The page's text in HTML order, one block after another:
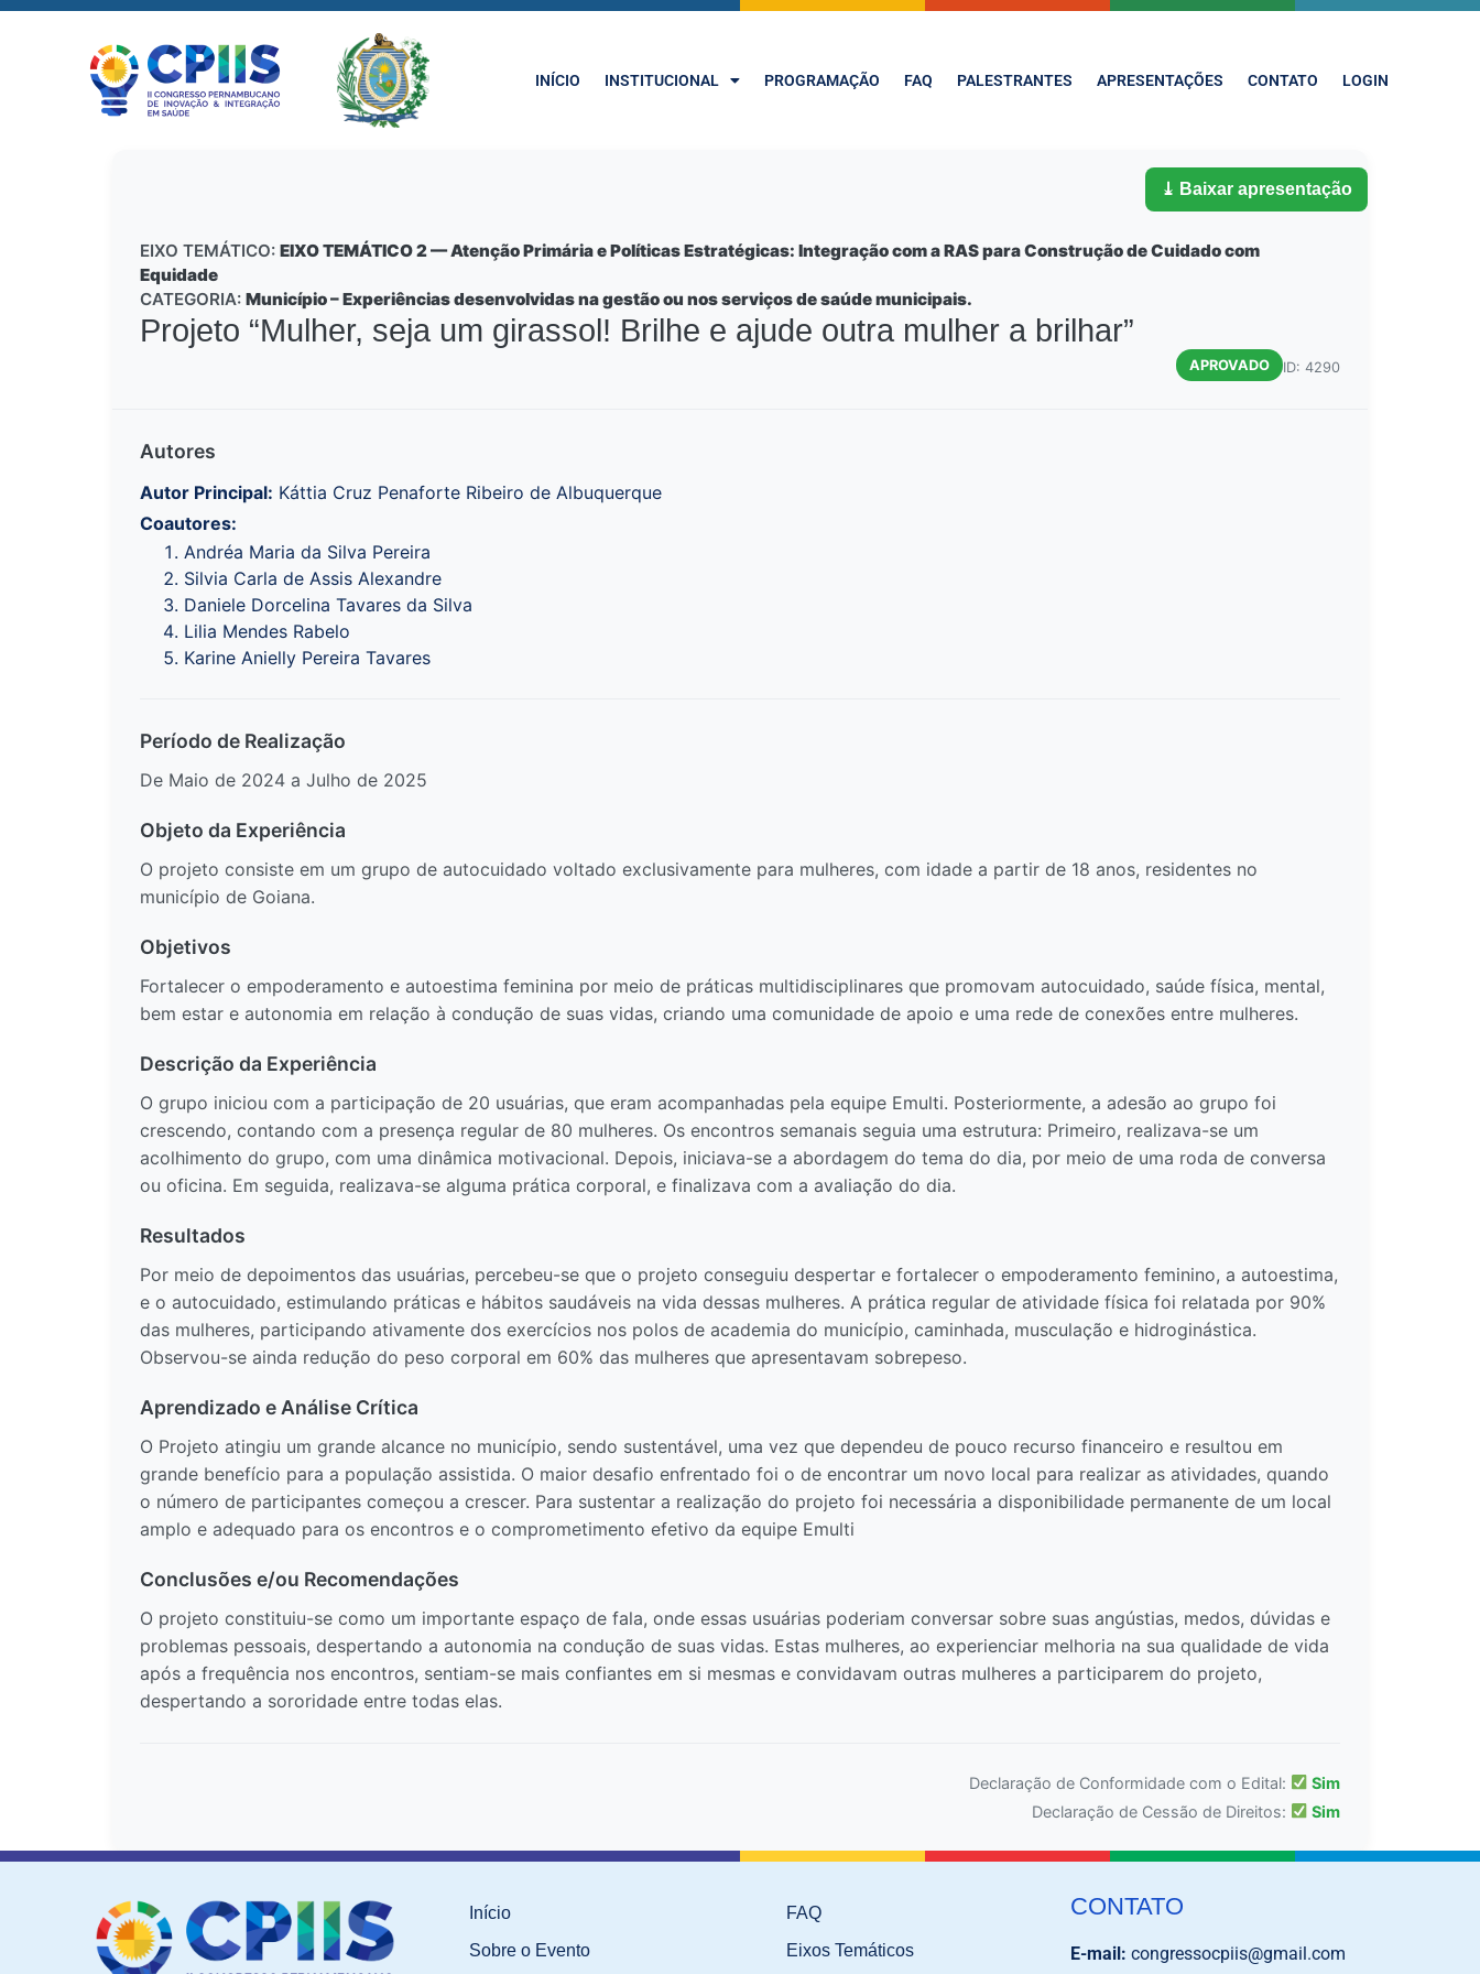
INÍCIO INSTITUCIONAL PROGRAMAÇÃO FAQ PALESTRANTES APRESENTAÇÕES CONTATO LOGIN
⤓ Baixar apresentação
EIXO TEMÁTICO: EIXO TEMÁTICO 2 — Atenção Primária e Políticas Estratégicas: Integração com a RAS para Construção de Cuidado com
Equidade
CATEGORIA: Município – Experiências desenvolvidas na gestão ou nos serviços de saúde municipais.
Projeto “Mulher, seja um girassol! Brilhe e ajude outra mulher a brilhar”
APROVADO ID: 4290
Autores
Autor Principal: Káttia Cruz Penaforte Ribeiro de Albuquerque
Coautores:
Andréa Maria da Silva Pereira
Silvia Carla de Assis Alexandre
Daniele Dorcelina Tavares da Silva
Lilia Mendes Rabelo
Karine Anielly Pereira Tavares
Período de Realização
De Maio de 2024 a Julho de 2025
Objeto da Experiência
O projeto consiste em um grupo de autocuidado voltado exclusivamente para mulheres, com idade a partir de 18 anos, residentes no
município de Goiana.
Objetivos
Fortalecer o empoderamento e autoestima feminina por meio de práticas multidisciplinares que promovam autocuidado, saúde física, mental,
bem estar e autonomia em relação à condução de suas vidas, criando uma comunidade de apoio e uma rede de conexões entre mulheres.
Descrição da Experiência
O grupo iniciou com a participação de 20 usuárias, que eram acompanhadas pela equipe Emulti. Posteriormente, a adesão ao grupo foi
crescendo, contando com a presença regular de 80 mulheres. Os encontros semanais seguia uma estrutura: Primeiro, realizava-se um
acolhimento do grupo, com uma dinâmica motivacional. Depois, iniciava-se a abordagem do tema do dia, por meio de uma roda de conversa
ou oficina. Em seguida, realizava-se alguma prática corporal, e finalizava com a avaliação do dia.
Resultados
Por meio de depoimentos das usuárias, percebeu-se que o projeto conseguiu despertar e fortalecer o empoderamento feminino, a autoestima,
e o autocuidado, estimulando práticas e hábitos saudáveis na vida dessas mulheres. A prática regular de atividade física foi relatada por 90%
das mulheres, participando ativamente dos exercícios nos polos de academia do município, caminhada, musculação e hidroginástica.
Observou-se ainda redução do peso corporal em 60% das mulheres que apresentavam sobrepeso.
Aprendizado e Análise Crítica
O Projeto atingiu um grande alcance no município, sendo sustentável, uma vez que dependeu de pouco recurso financeiro e resultou em
grande benefício para a população assistida. O maior desafio enfrentado foi o de encontrar um novo local para realizar as atividades, quando
o número de participantes começou a crescer. Para sustentar a realização do projeto foi necessária a disponibilidade permanente de um local
amplo e adequado para os encontros e o comprometimento efetivo da equipe Emulti
Conclusões e/ou Recomendações
O projeto constituiu-se como um importante espaço de fala, onde essas usuárias poderiam conversar sobre suas angústias, medos, dúvidas e
problemas pessoais, despertando a autonomia na condução de suas vidas. Estas mulheres, ao experienciar melhoria na sua qualidade de vida
após a frequência nos encontros, sentiam-se mais confiantes em si mesmas e convidavam outras mulheres a participarem do projeto,
despertando a sororidade entre todas elas.
Declaração de Conformidade com o Edital:
Sim
Declaração de Cessão de Direitos:
Sim
Início
Sobre o Evento
FAQ
Eixos Temáticos
CONTATO
E-mail: congressocpiis@gmail.com